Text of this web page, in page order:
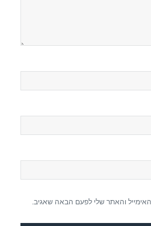
והאתר שלי לפעם הבאה שאגיב.